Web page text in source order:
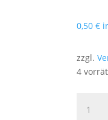
0,50 €
zzgl.
4